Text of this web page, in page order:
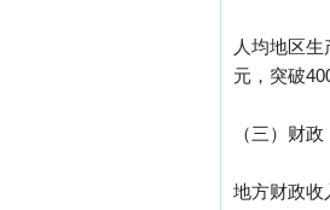
人均地区
元，突破
（三）财政
地方财政收